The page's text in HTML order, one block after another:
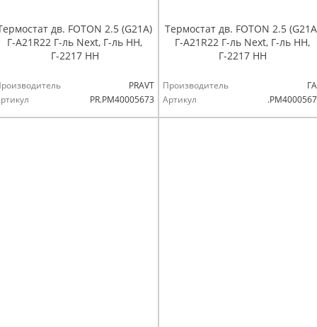
дв. FOTON 2.5 (G21A)
Г-А21R22 Г-ль Next, Г-ль НН,
Г-2217 НН
PRAVT
PR.PM40005673
Термостат дв. FOTON 2.5
Г-А21R22 Г-ль Next, Г-ль НН,
Г-2217 НН
Производитель
Артикул